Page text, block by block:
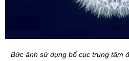
Bức ảnh sử dụng bố cục trung tâm